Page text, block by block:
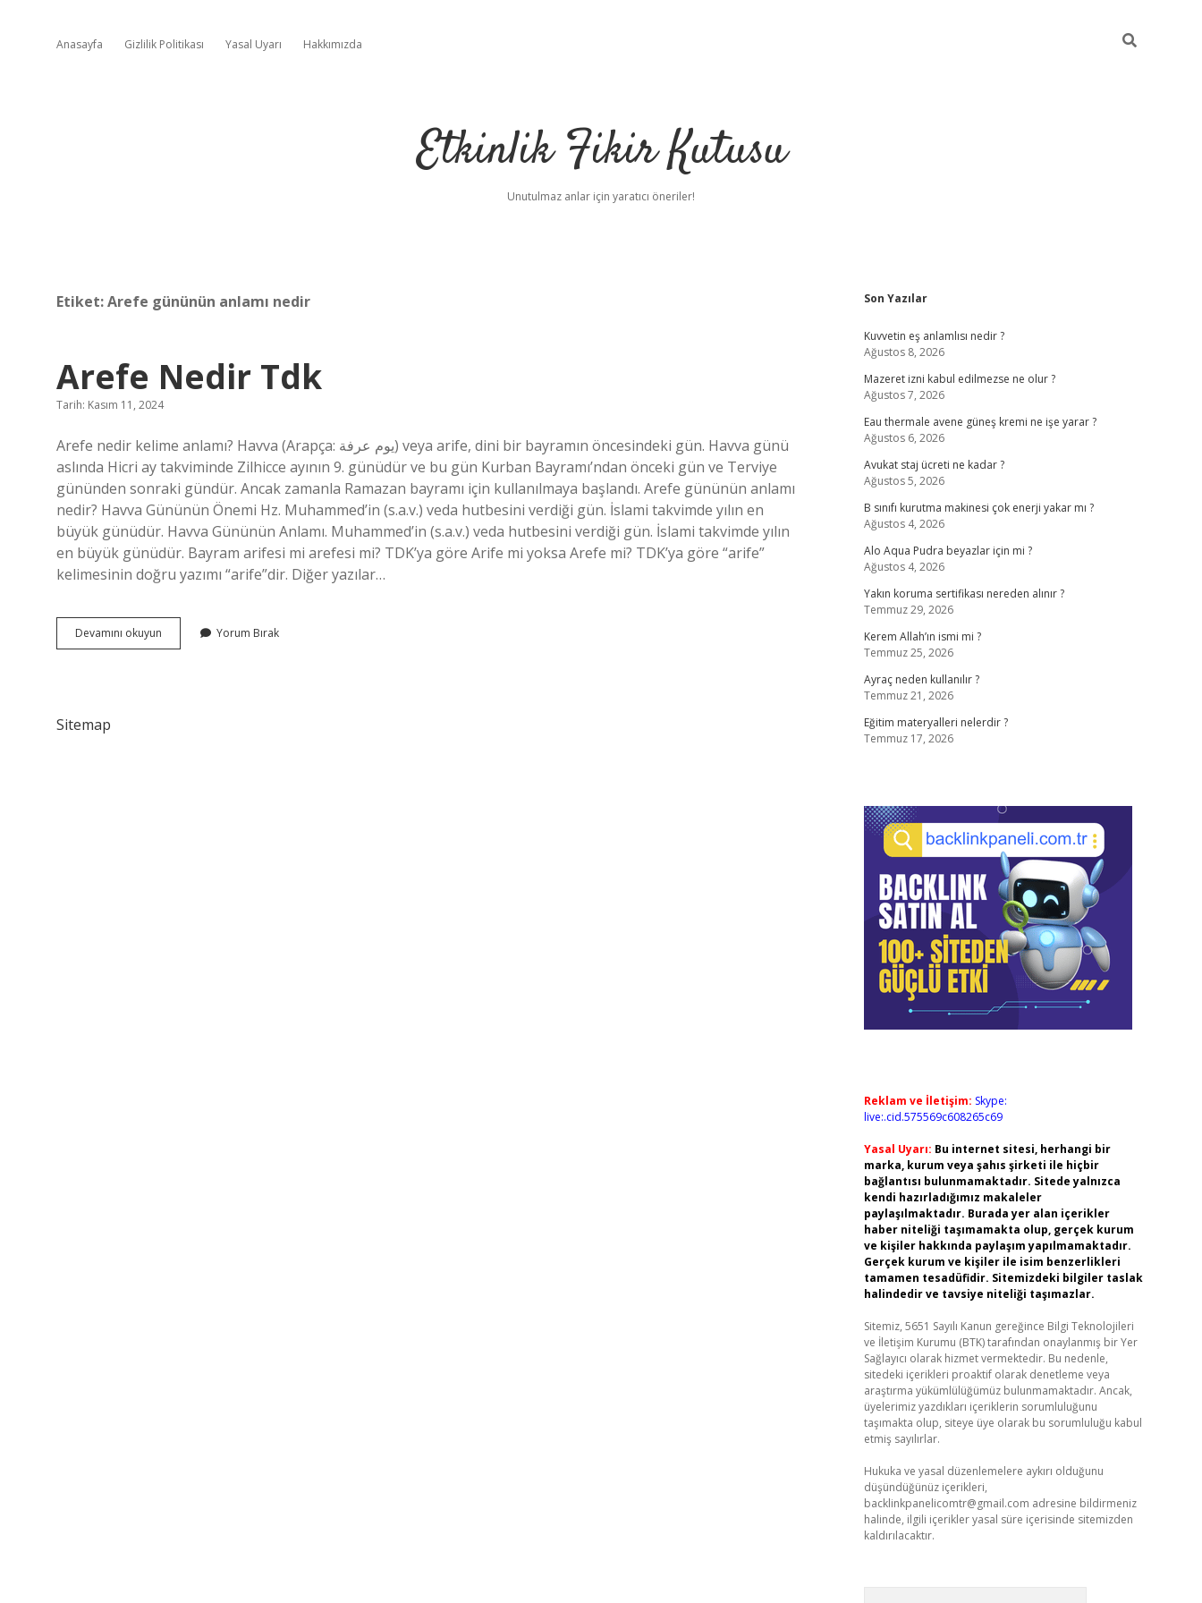
Anasayfa Gizlilik Politikası Yasal Uyarı Hakkımızda
Etkinlik Fikir Kutusu
Unutulmaz anlar için yaratıcı öneriler!
Etiket:Arefe gününün anlamı nedir
Arefe Nedir Tdk
Tarih: Kasım 11, 2024
Arefe nedir kelime anlamı? Havva (Arapça: يوم عرفة‎) veya arife, dini bir bayramın öncesindeki gün. Havva günü
aslında Hicri ay takviminde Zilhicce ayının 9. günüdür ve bu gün Kurban Bayramı’ndan önceki gün ve Terviye
gününden sonraki gündür. Ancak zamanla Ramazan bayramı için kullanılmaya başlandı. Arefe gününün anlamı
nedir? Havva Gününün Önemi Hz. Muhammed’in (s.a.v.) veda hutbesini verdiği gün. İslami takvimde yılın en
büyük günüdür. Havva Gününün Anlamı. Muhammed’in (s.a.v.) veda hutbesini verdiği gün. İslami takvimde yılın
en büyük günüdür. Bayram arifesi mi arefesi mi? TDK’ya göre Arife mi yoksa Arefe mi? TDK’ya göre “arife”
kelimesinin doğru yazımı “arife”dir. Diğer yazılar…
Devamını okuyun
Nedir
Yorum Bırak
Sitemap
Sidebar
Son Yazılar
Kuvvetin eş anlamlısı nedir ?
Ağustos 8, 2026
Mazeret izni kabul edilmezse ne olur ?
Ağustos 7, 2026
Eau thermale avene güneş kremi ne işe yarar ?
Ağustos 6, 2026
Avukat staj ücreti ne kadar ?
Ağustos 5, 2026
B sınıfı kurutma makinesi çok enerji yakar mı ?
Ağustos 4, 2026
Alo Aqua Pudra beyazlar için mi ?
Ağustos 4, 2026
Yakın koruma sertifikası nereden alınır ?
Temmuz 29, 2026
Kerem Allah’ın ismi mi ?
Temmuz 25, 2026
Ayraç neden kullanılır ?
Temmuz 21, 2026
Eğitim materyalleri nelerdir ?
Temmuz 17, 2026
Reklam ve İletişim: Skype:
live:.cid.575569c608265c69
Yasal Uyarı: Bu internet sitesi, herhangi bir
marka, kurum veya şahıs şirketi ile hiçbir
bağlantısı bulunmamaktadır. Sitede yalnızca
kendi hazırladığımız makaleler
paylaşılmaktadır. Burada yer alan içerikler
haber niteliği taşımamakta olup, gerçek kurum
ve kişiler hakkında paylaşım yapılmamaktadır.
Gerçek kurum ve kişiler ile isim benzerlikleri
tamamen tesadüfidir. Sitemizdeki bilgiler taslak
halindedir ve tavsiye niteliği taşımazlar.
Sitemiz, 5651 Sayılı Kanun gereğince Bilgi Teknolojileri
ve İletişim Kurumu (BTK) tarafından onaylanmış bir Yer
Sağlayıcı olarak hizmet vermektedir. Bu nedenle,
sitedeki içerikleri proaktif olarak denetleme veya
araştırma yükümlülüğümüz bulunmamaktadır. Ancak,
üyelerimiz yazdıkları içeriklerin sorumluluğunu
taşımakta olup, siteye üye olarak bu sorumluluğu kabul
etmiş sayılırlar.
Hukuka ve yasal düzenlemelere aykırı olduğunu
düşündüğünüz içerikleri,
backlinkpanelicomtr@gmail.com adresine bildirmeniz
halinde, ilgili içerikler yasal süre içerisinde sitemizden
kaldırılacaktır.